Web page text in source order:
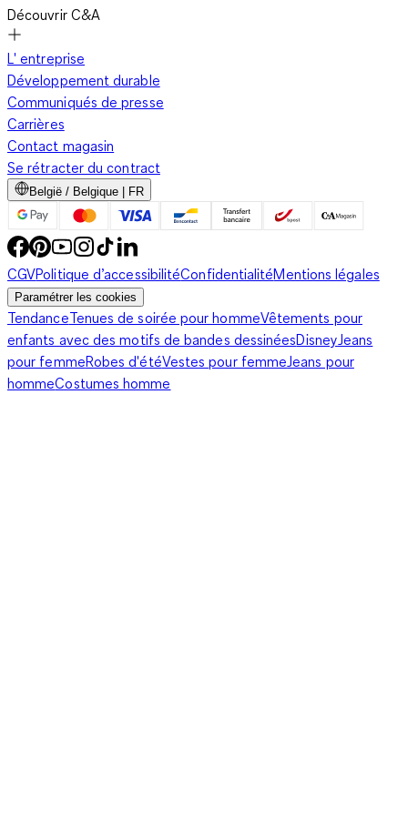
Découvrir C&A
L' entreprise
Développement durable
Communiqués de presse
Carrières
Contact magasin
Se rétracter du contract
België / Belgique | FR
CGVPolitique d’accessibilitéConfidentialitéMentions légales
Paramétrer les cookies
TendanceTenues de soirée pour hommeVêtements pour
enfants avec des motifs de bandes dessinéesDisneyJeans
pour femmeRobes d'étéVestes pour femmeJeans pour
hommeCostumes homme